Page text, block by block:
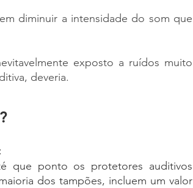
diminuir a intensidade do som que
exposto a ruídos muito
deveria.
que ponto os protetores auditivos
dos tampões, incluem um valor